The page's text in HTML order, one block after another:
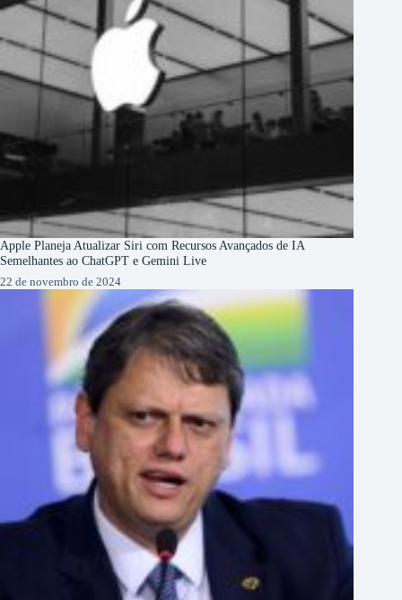
Apple Planeja Atualizar Siri com Recursos Avançados de IA
Semelhantes ao ChatGPT e Gemini Live
22 de novembro de 2024